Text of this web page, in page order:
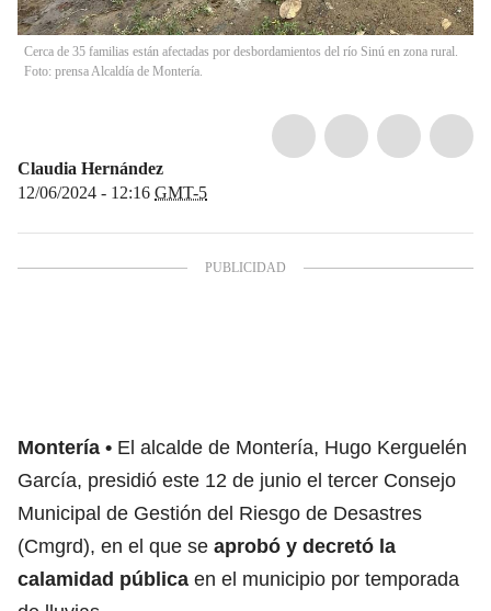
Cerca de 35 familias están afectadas por desbordamientos del río Sinú en zona rural.
Foto: prensa Alcaldía de Montería.
Claudia Hernández
12/06/2024 - 12:16 GMT-5
Montería
El alcalde de Montería, Hugo Kerguelén
García, presidió este 12 de junio el tercer Consejo
Municipal de Gestión del Riesgo de Desastres
(Cmgrd), en el que se aprobó y decretó la
calamidad pública en el municipio por temporada